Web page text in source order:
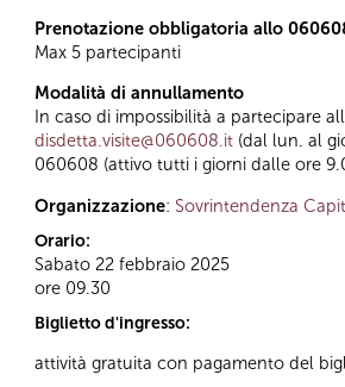
Prenotazione obbligatoria allo
Max 5 partecipanti
Modalità di annullamento
In caso di impossibilità a partecipare
disdetta.visite@060608.it (dal lun. al
060608 (attivo tutti i giorni dalle ore
Organizzazione: Sovrintendenza
Orario:
Sabato 22 febbraio 2025
ore 09.30
Biglietto d'ingresso:
attività gratuita con pagamento del